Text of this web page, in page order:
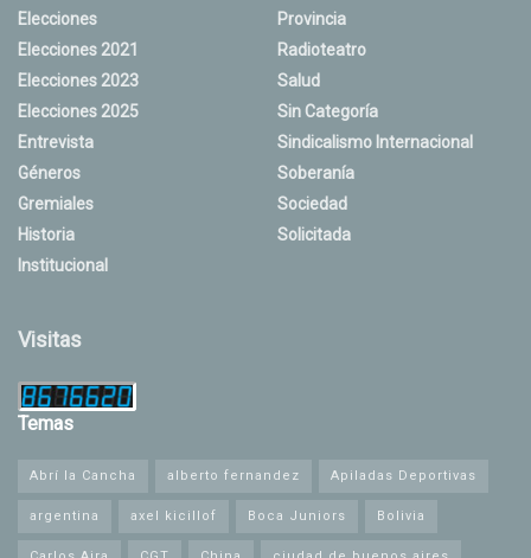
Elecciones
Elecciones 2021
Elecciones 2023
Elecciones 2025
Entrevista
Géneros
Gremiales
Historia
Institucional
Provincia
Radioteatro
Salud
Sin Categoría
Sindicalismo Internacional
Soberanía
Sociedad
Solicitada
Visitas
Temas
Abrí la Cancha alberto fernandez Apiladas Deportivas
argentina axel kicillof Boca Juniors Bolivia